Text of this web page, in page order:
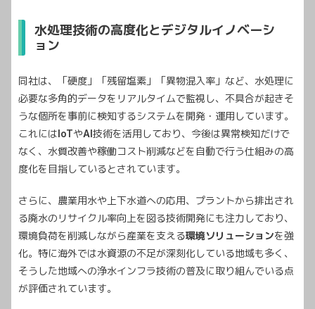
水処理技術の高度化とデジタルイノベーシ
ョン
同社は、「硬度」「残留塩素」「異物混入率」など、水処理に
必要な多角的データをリアルタイムで監視し、不具合が起きそ
うな個所を事前に検知するシステムを開発・運用しています。
これにはIoTやAI技術を活用しており、今後は異常検知だけで
なく、水質改善や稼働コスト削減などを自動で行う仕組みの高
度化を目指しているとされています。
さらに、農業用水や上下水道への応用、プラントから排出され
る廃水のリサイクル率向上を図る技術開発にも注力しており、
環境負荷を削減しながら産業を支える環境ソリューションを強
化。特に海外では水資源の不足が深刻化している地域も多く、
そうした地域への浄水インフラ技術の普及に取り組んでいる点
が評価されています。